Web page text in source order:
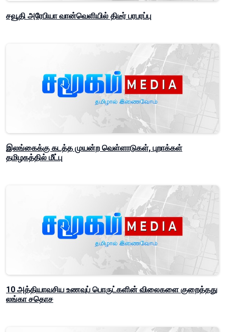
சவூதி அரேபியா வான்வெளியில் திடீர் பரபரப்பு
இலங்கைக்கு கடத்த முயன்ற வெள்ளாடுகள், புறாக்கள்
தமிழகத்தில் மீட்பு
10 அத்தியாவசிய உணவுப் பொருட்களின் விலைகளை குறைத்தது
லங்கா சதொச